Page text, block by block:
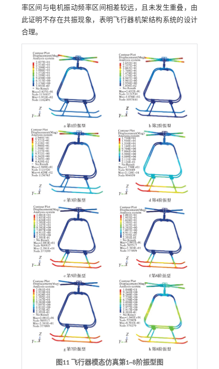
率区间与电机振动频率区间相差较远，且未发生重叠，由
此证明不存在共振现象，表明飞行器机架结构系统的设计
合理。
图11 飞行器模态仿真第1~8阶振型图